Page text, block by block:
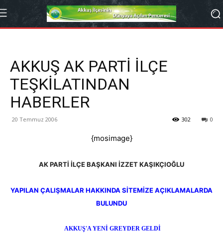
AKKUŞ AK PARTİ İLÇE
TEŞKİLATINDAN
HABERLER
20 Temmuz 2006 0
302
{mosimage}
AK PARTİ İLÇE BAŞKANI İZZET KAŞIKÇIOĞLU
YAPILAN ÇALIŞMALAR HAKKINDA SİTEMİZE AÇIKLAMALARDA
BULUNDU
AKKUŞ'A YENİ GREYDER GELDİ